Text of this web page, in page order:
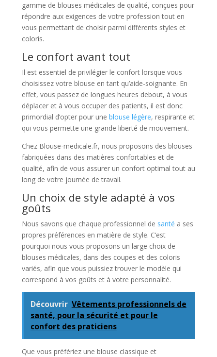
gamme de blouses médicales de qualité, conçues pour
répondre aux exigences de votre profession tout en
vous permettant de choisir parmi différents styles et
coloris.
Le confort avant tout
Il est essentiel de privilégier le confort lorsque vous
choisissez votre blouse en tant qu’aide-soignante. En
effet, vous passez de longues heures debout, à vous
déplacer et à vous occuper des patients, il est donc
primordial d’opter pour une blouse légère, respirante et
qui vous permette une grande liberté de mouvement.
Chez Blouse-medicale.fr, nous proposons des blouses
fabriquées dans des matières confortables et de
qualité, afin de vous assurer un confort optimal tout au
long de votre journée de travail.
Un choix de style adapté à vos
goûts
Nous savons que chaque professionnel de santé a ses
propres préférences en matière de style. C’est
pourquoi nous vous proposons un large choix de
blouses médicales, dans des coupes et des coloris
variés, afin que vous puissiez trouver le modèle qui
correspond à vos goûts et à votre personnalité.
Découvrir Vêtements professionnels de
santé, pour la sécurité et pour le
confort des praticiens
Que vous préfériez une blouse classique et